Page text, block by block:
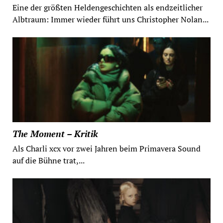
Eine der größten Heldengeschichten als endzeitlicher
Albtraum: Immer wieder führt uns Christopher Nolan...
The Moment – Kritik
Als Charli xcx vor zwei Jahren beim Primavera Sound
auf die Bühne trat,...